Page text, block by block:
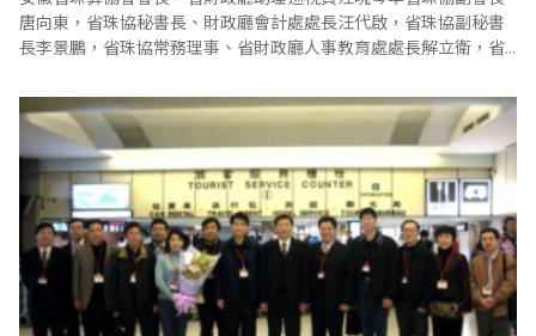
唐向東，省珠協秘書長、財政廳會計處處長汪代啟，省珠協副秘書
長李景鵬，省珠協常務理事、省財政廳人事教育處處長解立衛，省
財政局會計科科長徐國強，省珠協理事、祈門縣閶江小學副校長胡
育林，六安市珠協副會長、財政局會計科科長吳洪信，六安市裕安
區丁集鎮中心小學高級教師周福友、馬鞍市珠協秘書長、財..